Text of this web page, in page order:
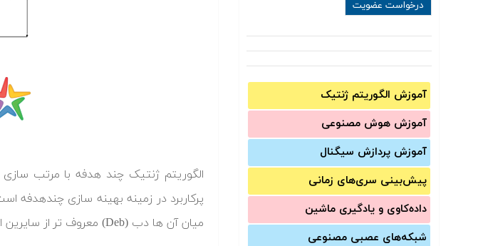
آموزش الگوریتم ژنتیک
آموزش‌ هوش مصنوعی
آموزش‌ پردازش سیگنال
پیش‌‌بینی سری‌‌های زمانی
داده‌کاوی و یادگیری ماشین
شبکه‌های عصبی مصنوعی
میان آن ها دب (Deb) معروف تر از سایرین است، نسخه دوم آن را در سال ۲۰۰۲ با نام اختصاری NSGA-II ارائه نمودند.